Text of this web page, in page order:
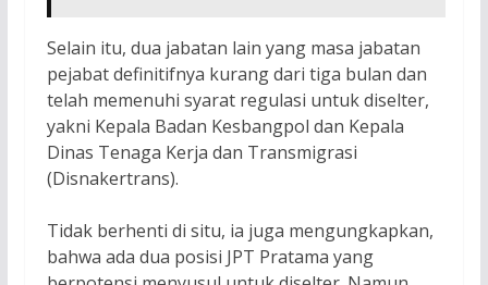
Selain itu, dua jabatan lain yang masa jabatan
pejabat definitifnya kurang dari tiga bulan dan
telah memenuhi syarat regulasi untuk diselter,
yakni Kepala Badan Kesbangpol dan Kepala
Dinas Tenaga Kerja dan Transmigrasi
(Disnakertrans).
Tidak berhenti di situ, ia juga mengungkapkan,
bahwa ada dua posisi JPT Pratama yang